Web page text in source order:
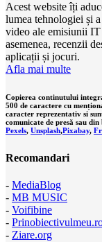
Acest website îți
lumea tehnologiei și
video ale emisiunii
asemenea, recenzii
aplicații și jocuri.
Afla mai multe
Copierea continutului
500 de caractere cu
caracter reprezentativ si
comunicate de presă sau
Pexels, Unsplash,Pixabay,
Recomandari
- MediaBlog
- MB MUSIC
- Voifibine
-
- Ziare.org